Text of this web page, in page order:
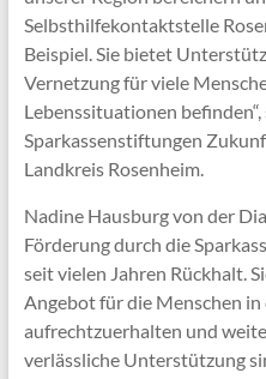
Selbsthilfekontaktstelle
Beispiel. Sie bietet
Vernetzung für viele
Lebenssituationen
Sparkassenstiftungen
Landkreis Rosenheim.
Nadine Hausburg von der
Förderung durch die
seit vielen Jahren Rückhalt.
Angebot für die Menschen in
aufrechtzuerhalten und
verlässliche Unterstützung